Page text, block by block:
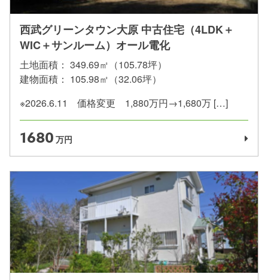
西武グリーンタウン大原 中古住宅（4LDK＋
WIC＋サンルーム）オール電化
土地面積： 349.69㎡（105.78坪）
建物面積： 105.98㎡（32.06坪）
※2026.6.11 価格変更 1,880万円→1,680万 […]
1680万円